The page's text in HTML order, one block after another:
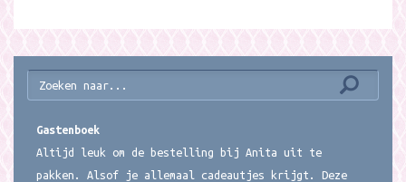
Gastenboek
Altijd leuk om de bestelling bij Anita uit te
pakken. Alsof je allemaal cadeautjes krijgt. Deze